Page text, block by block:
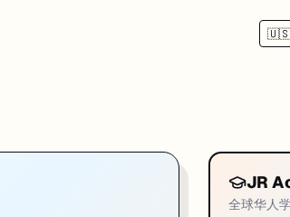
🇺🇸
球心理疾病负担研究，数据指出 2023 年近
为致残首因
，心理疾病已超
JR
全球华人